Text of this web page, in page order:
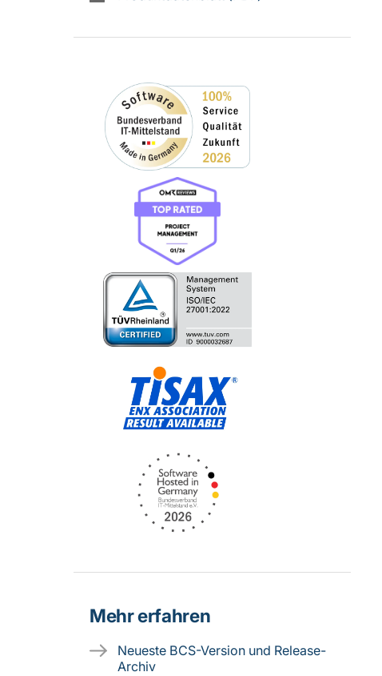
Mehr erfahren
Neueste BCS-Version und Release-
Archiv